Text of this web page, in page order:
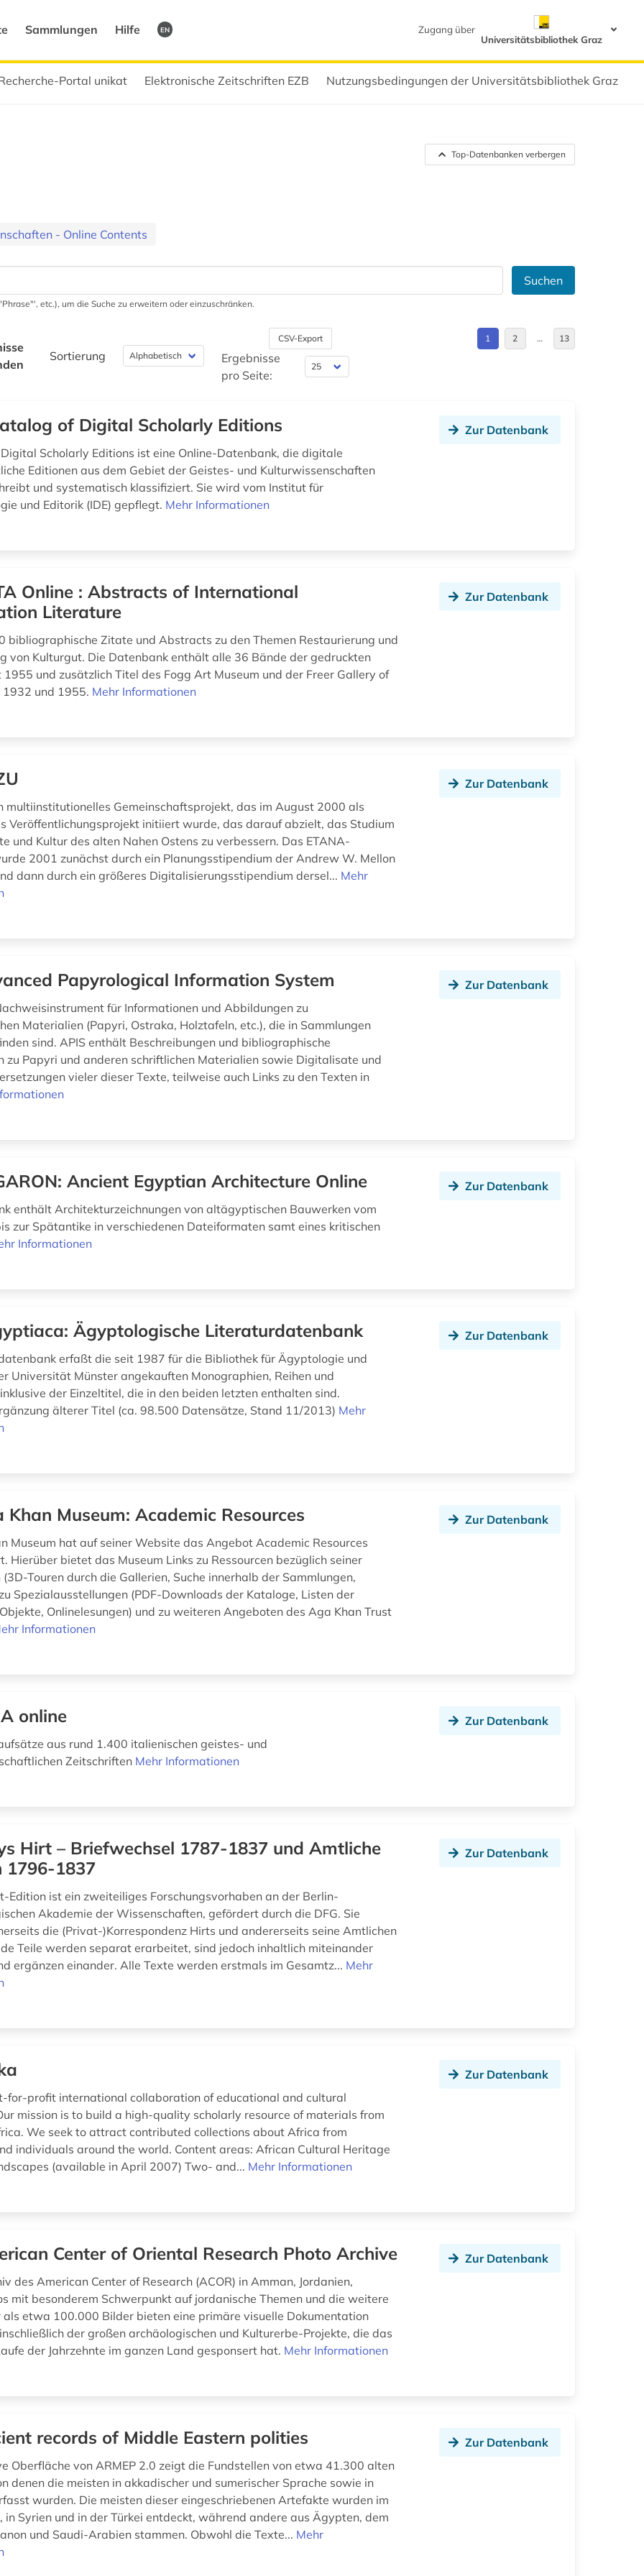
Sammlungen Hilfe EN
Zugang über
Universitätsbibliothek Graz
Portal unikat Elektronische Zeitschriften EZB Nutzungsbedingungen der Universitätsbibliothek Graz
Top-Datenbanken verbergen
- Online Contents
Suchen
etc.), um die Suche zu erweitern oder einzuschränken.
Sortierung
CSV-Export
Ergebnisse
pro Seite:
1 2 … 13
of Digital Scholarly Editions
Scholarly Editions ist eine Online-Datenbank, die digitale
Editionen aus dem Gebiet der Geistes- und Kulturwissenschaften
und systematisch klassifiziert. Sie wird vom Institut für
und Editorik (IDE) gepflegt. Mehr Informationen
Zur Datenbank
Online : Abstracts of International
Literature
bibliographische Zitate und Abstracts zu den Themen Restaurierung und
von Kulturgut. Die Datenbank enthält alle 36 Bände der gedruckten
und zusätzlich Titel des Fogg Art Museum und der Freer Gallery of
und 1955. Mehr Informationen
Zur Datenbank
multiinstitutionelles Gemeinschaftsprojekt, das im August 2000 als
Veröffentlichungsprojekt initiiert wurde, das darauf abzielt, das Studium
und Kultur des alten Nahen Ostens zu verbessern. Das ETANA-
2001 zunächst durch ein Planungsstipendium der Andrew W. Mellon
dann durch ein größeres Digitalisierungsstipendium dersel... Mehr
Zur Datenbank
Papyrological Information System
für Informationen und Abbildungen zu
Materialien (Papyri, Ostraka, Holztafeln, etc.), die in Sammlungen
sind. APIS enthält Beschreibungen und bibliographische
zu Papyri und anderen schriftlichen Materialien sowie Digitalisate und
vieler dieser Texte, teilweise auch Links zu den Texten in
Zur Datenbank
Ancient Egyptian Architecture Online
enthält Architekturzeichnungen von altägyptischen Bauwerken vom
zur Spätantike in verschiedenen Dateiformaten samt eines kritischen
Informationen
Zur Datenbank
Ägyptologische Literaturdatenbank
erfaßt die seit 1987 für die Bibliothek für Ägyptologie und
Universität Münster angekauften Monographien, Reihen und
der Einzeltitel, die in den beiden letzten enthalten sind.
älterer Titel (ca. 98.500 Datensätze, Stand 11/2013) Mehr
Zur Datenbank
Khan Museum: Academic Resources
Museum hat auf seiner Website das Angebot Academic Resources
Hierüber bietet das Museum Links zu Ressourcen bezüglich seiner
Touren durch die Gallerien, Suche innerhalb der Sammlungen,
Spezialausstellungen (PDF-Downloads der Kataloge, Listen der
Onlinelesungen) und zu weiteren Angeboten des Aga Khan Trust
Informationen
Zur Datenbank
online
aus rund 1.400 italienischen geistes- und
Zeitschriften Mehr Informationen
Zur Datenbank
Hirt – Briefwechsel 1787-1837 und Amtliche
1796-1837
Edition ist ein zweiteiliges Forschungsvorhaben an der Berlin-
Akademie der Wissenschaften, gefördert durch die DFG. Sie
die (Privat-)Korrespondenz Hirts und andererseits seine Amtlichen
Teile werden separat erarbeitet, sind jedoch inhaltlich miteinander
ergänzen einander. Alle Texte werden erstmals im Gesamtz... Mehr
Zur Datenbank
for-profit international collaboration of educational and cultural
mission is to build a high-quality scholarly resource of materials from
We seek to attract contributed collections about Africa from
individuals around the world. Content areas: African Cultural Heritage
(available in April 2007) Two- and... Mehr Informationen
Zur Datenbank
Center of Oriental Research Photo Archive
des American Center of Research (ACOR) in Amman, Jordanien,
mit besonderem Schwerpunkt auf jordanische Themen und die weitere
als etwa 100.000 Bilder bieten eine primäre visuelle Dokumentation
der großen archäologischen und Kulturerbe-Projekte, die das
der Jahrzehnte im ganzen Land gesponsert hat. Mehr Informationen
Zur Datenbank
records of Middle Eastern polities
Oberfläche von ARMEP 2.0 zeigt die Fundstellen von etwa 41.300 alten
denen die meisten in akkadischer und sumerischer Sprache sowie in
wurden. Die meisten dieser eingeschriebenen Artefakte wurden im
in Syrien und in der Türkei entdeckt, während andere aus Ägypten, dem
und Saudi-Arabien stammen. Obwohl die Texte... Mehr
Zur Datenbank